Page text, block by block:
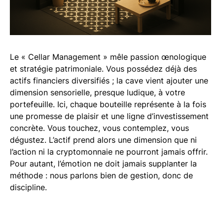
Le « Cellar Management » mêle passion œnologique
et stratégie patrimoniale. Vous possédez déjà des
actifs financiers diversifiés ; la cave vient ajouter une
dimension sensorielle, presque ludique, à votre
portefeuille. Ici, chaque bouteille représente à la fois
une promesse de plaisir et une ligne d’investissement
concrète. Vous touchez, vous contemplez, vous
dégustez. L’actif prend alors une dimension que ni
l’action ni la cryptomonnaie ne pourront jamais offrir.
Pour autant, l’émotion ne doit jamais supplanter la
méthode : nous parlons bien de gestion, donc de
discipline.